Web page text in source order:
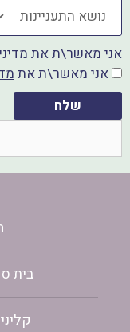
צ
א
פ
י
ס
ב
אני מאשר\ת את
אני מאשר\ת את
שלח
בית